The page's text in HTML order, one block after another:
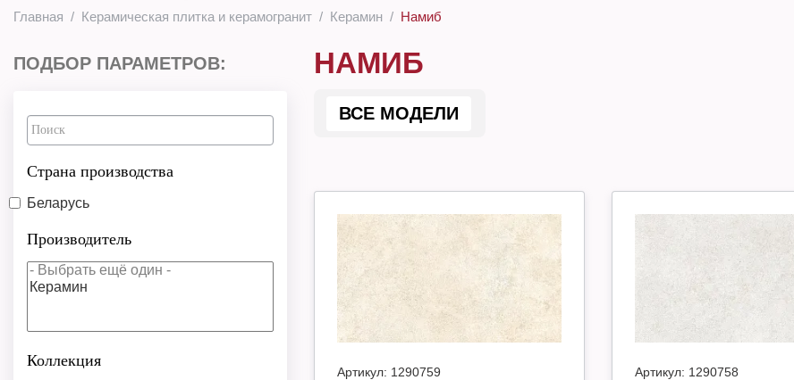
Главная Керамическая плитка и керамогранит Керамин Намиб
ПОДБОР ПАРАМЕТРОВ:
Страна производства
Беларусь
Производитель
Коллекция
НАМИБ
ВСЕ МОДЕЛИ
Артикул: 1290759 Артикул: 1290758